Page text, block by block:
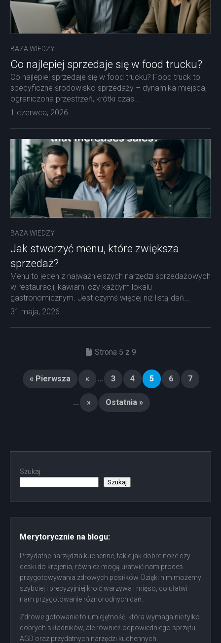
BAZA WIEDZY
Co najlepiej sprzedaje się w food trucku?
Co najlepiej sprzedaje się w food trucku? Food truck to
specyficzne środowisko sprzedaży – dynamika miejsca,
ograniczona przestrzeń, krótki czas...
1 czerwca, 2026
BAZA WIEDZY
Jak stworzyć menu, które zwiększa
sprzedaż?
Menu to jeden z najważniejszych narzędzi sprzedażowych
w restauracji, kawiarni czy każdym lokalu
gastronomicznym. Jest czymś więcej niż listą dań...
31 maja, 2026
Strona 5 z 9
« Pierwsza « ... 3 4 5 6 7
... » Ostatnia »
Szukaj
Szukaj
Merytorycznie na blogu:
Przydatne narzędzia kuchenne, takie jak dobre noże czy
deski do krojenia, również mogą ułatwić nam proces
przygotowywania zdrowych posiłków. Dzięki nim możemy
szybciej i precyzyjniej kroić warzywa i mięso, co ułatwi
nam przygotowanie różnorodnych dań.
Zdrowe gotowanie to umiejętność, która wymaga nie tylko
dobrych składników, ale również odpowiedniego sprzętu
AGD oraz przydatnych narzędzi kuchennych.